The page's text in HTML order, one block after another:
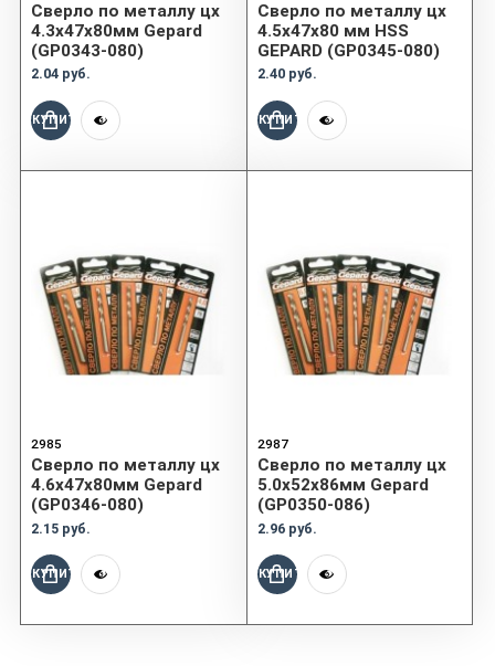
Сверло по металлу цх
4.3х47х80мм Gepard
(GP0343-080)
2.04 руб.
КУПИТЬ
Сверло по металлу цх
4.5х47х80 мм HSS
GEPARD (GP0345-080)
2.40 руб.
КУПИТЬ
2985
Сверло по металлу цх
4.6х47х80мм Gepard
(GP0346-080)
2.15 руб.
КУПИТЬ
2987
Сверло по металлу цх
5.0х52х86мм Gepard
(GP0350-086)
2.96 руб.
КУПИТЬ